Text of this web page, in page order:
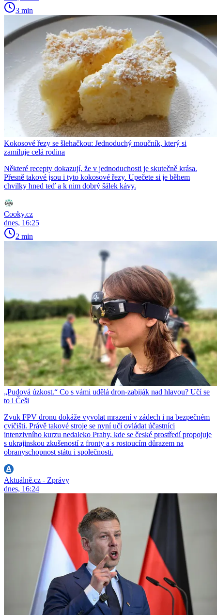
3 min
Kokosové řezy se šlehačkou: Jednoduchý moučník, který si
zamiluje celá rodina
Některé recepty dokazují, že v jednoduchosti je skutečně krása.
Přesně takové jsou i tyto kokosové řezy. Upečete si je během
chvilky hned teď a k nim dobrý šálek kávy.
Cooky.cz
dnes, 16:25
2 min
„Pudová úzkost.“ Co s vámi udělá dron-zabiják nad hlavou? Učí se
to i Češi
Zvuk FPV dronu dokáže vyvolat mrazení v zádech i na bezpečném
cvičišti. Právě takové stroje se nyní učí ovládat účastníci
intenzivního kurzu nedaleko Prahy, kde se české prostředí propojuje
s ukrajinskou zkušeností z fronty a s rostoucím důrazem na
obranyschopnost státu i společnosti.
Aktuálně.cz - Zprávy
dnes, 16:24